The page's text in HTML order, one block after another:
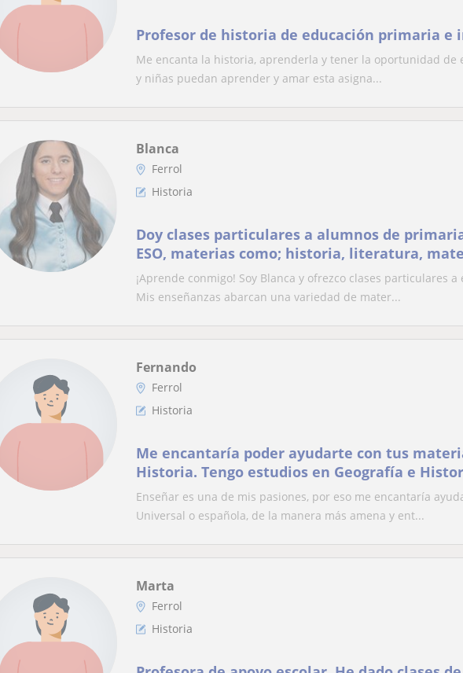
Profesor de historia de educación primaria e
Me encanta la historia, aprenderla y tener la oportunidad de
y niñas puedan aprender y amar esta asigna...
Blanca
Ferrol
Historia
Doy clases particulares a alumnos de
ESO, materias como; historia, literatura,
inglés…
¡Aprende conmigo! Soy Blanca y ofrezco clases particulares
Mis enseñanzas abarcan una variedad de mater...
Fernando
Ferrol
Historia
Me encantaría poder ayudarte con tus
Historia. Tengo estudios en Geografía e
Arqueología. ¿Empezamos? Clases con
domicilio.
Enseñar es una de mis pasiones, por eso me encantaría
Universal o española, de la manera más amena y ent...
Marta
Ferrol
Historia